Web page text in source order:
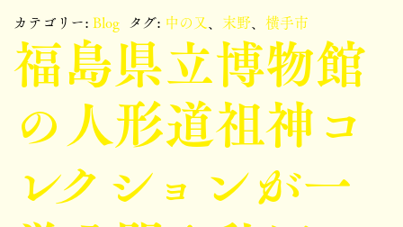
カテゴリー:Blog タグ: 中の又、 末野、 横手市
福島県立博物館
の人形道祖神コ
レクションが一